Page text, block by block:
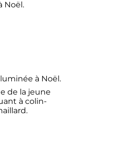
à Noël.